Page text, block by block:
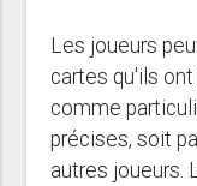
Les joueurs
cartes qu'ils
comme
précises, soit
autres joueurs.